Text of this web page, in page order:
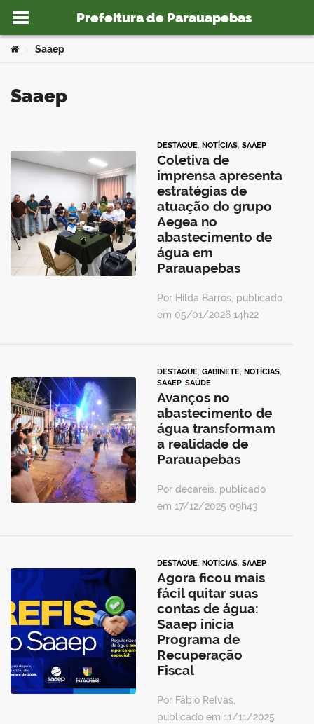
Ir para o conteúdo
Prefeitura de Parauapebas
Você está aqui:
Saaep
Saaep
DESTAQUE, NOTÍCIAS, SAAEP
Coletiva de
imprensa apresenta
estratégias de
atuação do grupo
Aegea no
abastecimento de
água em
Parauapebas
Por Hilda Barros, publicado
em 05/01/2026 14h22
DESTAQUE, GABINETE, NOTÍCIAS,
SAAEP, SAÚDE
Avanços no
abastecimento de
água transformam
a realidade de
Parauapebas
Por decareis, publicado
em 17/12/2025 09h43
DESTAQUE, NOTÍCIAS, SAAEP
Agora ficou mais
fácil quitar suas
contas de água:
Saaep inicia
Programa de
Recuperação
Fiscal
Por Fábio Relvas,
publicado em 11/11/2025